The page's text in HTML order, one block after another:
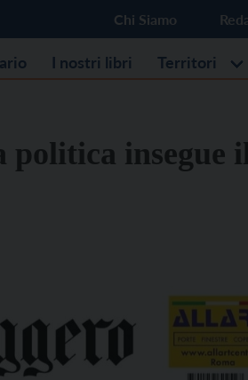
Chi Siamo
I nostri libri Territori
insegue